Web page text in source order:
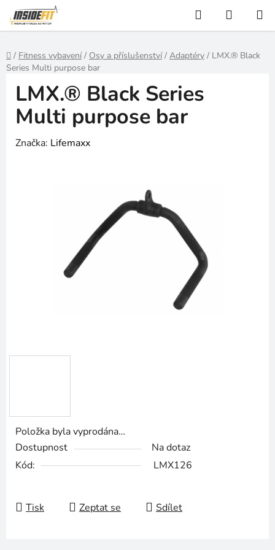
Přejít
na
obsah
Hledat
KOŠÍK
Domů
/ Fitness vybavení / Osy a příslušenství / Adaptéry / LMX.® Black
Series Multi purpose bar
Položka byla vyprodána…
Dostupnost
Na dotaz
Kód:
LMX126
Tisk Zeptat se Sdílet
LMX.® Black Series
Multi purpose bar
Značka: Lifemaxx